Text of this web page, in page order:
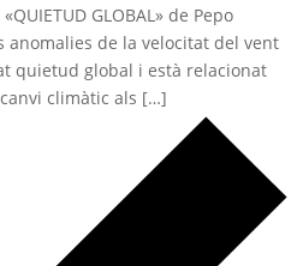
GLOBAL» de Pepo
anomalies de la velocitat del vent
quietud global i està relacionat
climàtic als […]